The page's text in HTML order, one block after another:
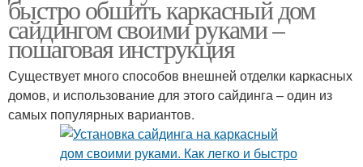
быстро обшить каркасный дом
сайдингом своими руками –
пошаговая инструкция
Существует много способов внешней отделки каркасных
домов, и использование для этого сайдинга – один из
самых популярных вариантов.